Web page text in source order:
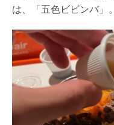
は、「五色ビビンバ」。